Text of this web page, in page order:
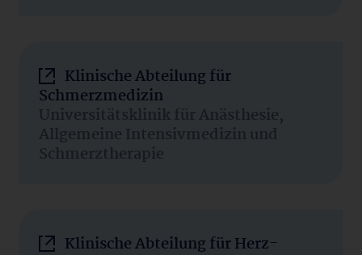
Klinische Abteilung für
Schmerzmedizin
Universitätsklinik für Anästhesie,
Allgemeine Intensivmedizin und
Schmerztherapie
Klinische Abteilung für Herz-